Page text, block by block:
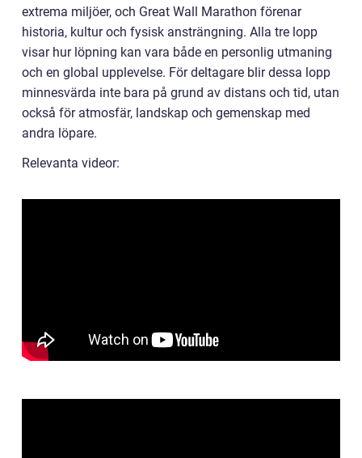
extrema miljöer, och Great Wall Marathon förenar
historia, kultur och fysisk ansträngning. Alla tre lopp
visar hur löpning kan vara både en personlig utmaning
och en global upplevelse. För deltagare blir dessa lopp
minnesvärda inte bara på grund av distans och tid, utan
också för atmosfär, landskap och gemenskap med
andra löpare.
Relevanta videor: